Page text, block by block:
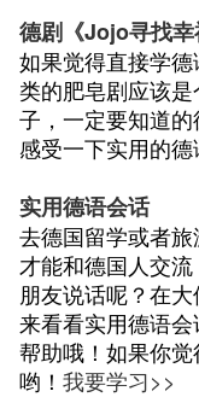
德剧《Jojo寻找幸
如果觉得直接学
类的肥皂剧应该
子，一定要知道
感受一下实用的德
实用德语会话
去德国留学或者
才能和德国人交
朋友说话呢？在
来看看实用德语
帮助哦！如果你
哟！ 我要学习>>